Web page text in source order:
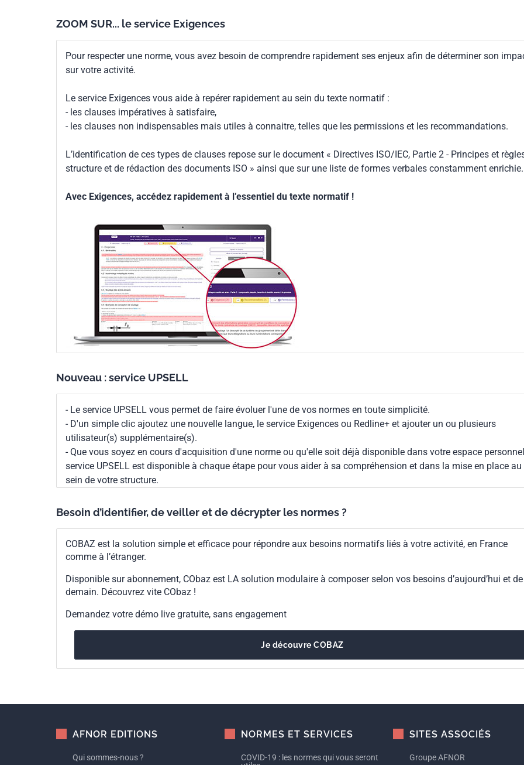
ZOOM SUR... le service Exigences
Pour respecter une norme, vous avez besoin de comprendre rapidement ses enjeux afin de déterminer son
sur votre activité.
Le service Exigences vous aide à repérer rapidement au sein du texte normatif :
- les clauses impératives à satisfaire,
- les clauses non indispensables mais utiles à connaitre, telles que les permissions et les recommandations.
L’identification de ces types de clauses repose sur le document « Directives ISO/IEC, Partie 2 - Principes et
structure et de rédaction des documents ISO » ainsi que sur une liste de formes verbales constamment enrichie.
Avec Exigences, accédez rapidement à l’essentiel du texte normatif !
Nouveau : service UPSELL
- Le service UPSELL vous permet de faire évoluer l'une de vos normes en toute simplicité.
- D'un simple clic ajoutez une nouvelle langue, le service Exigences ou Redline+ et ajouter un ou plusieurs
utilisateur(s) supplémentaire(s).
- Que vous soyez en cours d'acquisition d'une norme ou qu'elle soit déjà disponible dans votre espace
service UPSELL est disponible à chaque étape pour vous aider à sa compréhension et dans la mise en place au
sein de votre structure.
Besoin d’identifier, de veiller et de décrypter les normes ?
COBAZ est la solution simple et efficace pour répondre aux besoins normatifs liés à votre activité, en France
comme à l’étranger.
Disponible sur abonnement, CObaz est LA solution modulaire à composer selon vos besoins d’aujourd’hui et de
demain. Découvrez vite CObaz !
Demandez votre démo live gratuite, sans engagement
Je découvre COBAZ
AFNOR EDITIONS
Qui sommes-nous ?
NORMES ET SERVICES
COVID-19 : les normes qui vous seront
SITES ASSOCIÉS
Groupe AFNOR